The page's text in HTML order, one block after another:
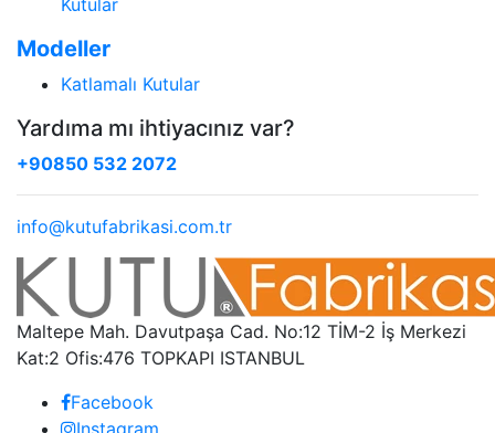
Kutular
Modeller
Katlamalı Kutular
Yardıma mı ihtiyacınız var?
+90850 532 2072
info@kutufabrikasi.com.tr
Maltepe Mah. Davutpaşa Cad. No:12 TİM-2 İş Merkezi
Kat:2 Ofis:476 TOPKAPI ISTANBUL
Facebook